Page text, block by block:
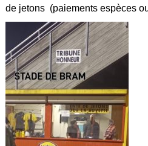
de jetons (paiements espèces